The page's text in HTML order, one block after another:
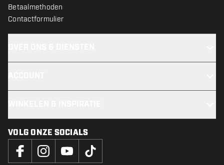
Betaalmethoden
Contactformulier
VOLG ONZE SOCIALS